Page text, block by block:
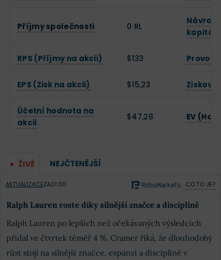
Příjmy společnosti 0 RL
RPS (Příjmy na akcii) $133
EPS (Zisk na akcii) $15,23 Zisková
Účetní hodnota na
akcii
$47,28 EV
ŽIVĚ NEJČTENĚJŠÍ
AKTUALIZACEZA01:00 CO TO JE?
Ralph Lauren roste díky silnější značce a disciplíně
Ralph Lauren po lepších než očekávaných výsledcích
přidal ve čtvrtek téměř 4 %. Cramer říká, že dlouhodobý
růst stojí na silnější značce, expanzi a disciplíně v